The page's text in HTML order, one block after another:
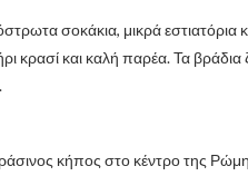
σοκάκια, μικρά εστιατόρια
κρασί και καλή παρέα. Τα
κήπος στο κέντρο της